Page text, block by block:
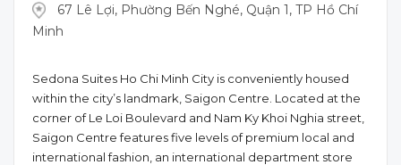
67 Lê Lợi, Phường Bến Nghé, Quận 1, TP Hồ Chí
Minh
Sedona Suites Ho Chi Minh City is conveniently housed
within the city’s landmark, Saigon Centre. Located at the
corner of Le Loi Boulevard and Nam Ky Khoi Nghia street,
Saigon Centre features five levels of premium local and
international fashion, an international department store